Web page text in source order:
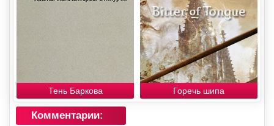
Тень Баркова Горечь шипа
Комментарии: